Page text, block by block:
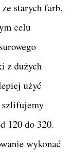
starych farb,
celu
z dużych
użyć
szlifujemy
120 do 320.
wykonać